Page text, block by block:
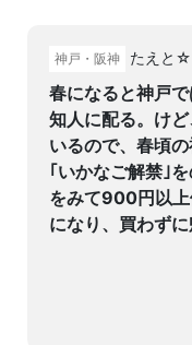
神戸・阪神 たえと☆
春になると神戸
知人に配る。け
いるので、春頃
｢いかなご解禁｣
をみて900円以
になり、買わず